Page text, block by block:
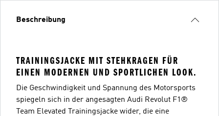
Beschreibung
TRAININGSJACKE MIT STEHKRAGEN FÜR
EINEN MODERNEN UND SPORTLICHEN LOOK.
Die Geschwindigkeit und Spannung des Motorsports
spiegeln sich in der angesagten Audi Revolut F1®
Team Elevated Trainingsjacke wider, die eine